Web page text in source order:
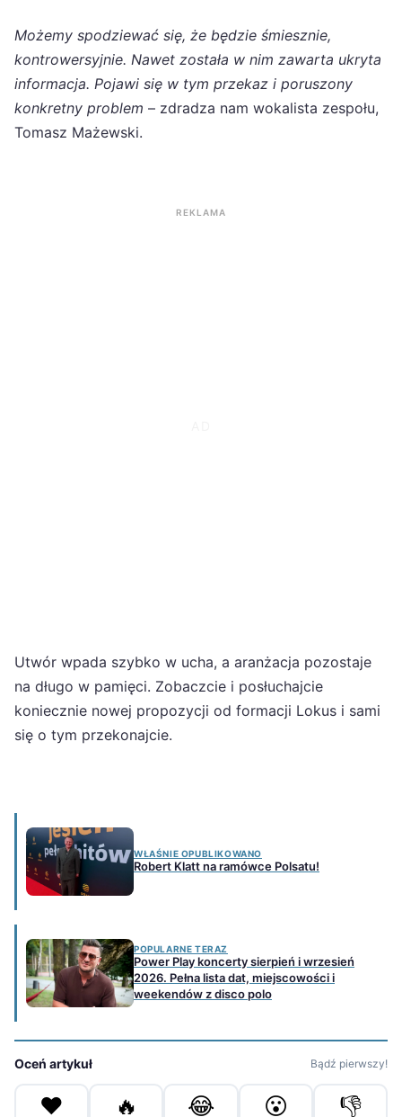
Możemy spodziewać się, że będzie śmiesznie,
kontrowersyjnie. Nawet została w nim zawarta ukryta
informacja. Pojawi się w tym przekaz i poruszony
konkretny problem – zdradza nam wokalista zespołu,
Tomasz Mażewski.
REKLAMA
Utwór wpada szybko w ucha, a aranżacja pozostaje
na długo w pamięci. Zobaczcie i posłuchajcie
koniecznie nowej propozycji od formacji Lokus i sami
się o tym przekonajcie.
WŁAŚNIE OPUBLIKOWANO
Robert Klatt na ramówce Polsatu!
POPULARNE TERAZ
Power Play koncerty sierpień i wrzesień
2026. Pełna lista dat, miejscowości i
weekendów z disco polo
Oceń artykuł Bądź pierwszy!
❤️ 🔥 😂 😮 👎